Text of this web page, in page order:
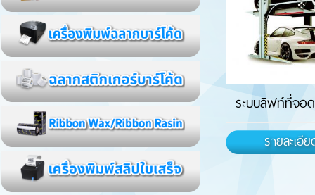
ระบบลิฟท์ที่จอ
รายละเอี